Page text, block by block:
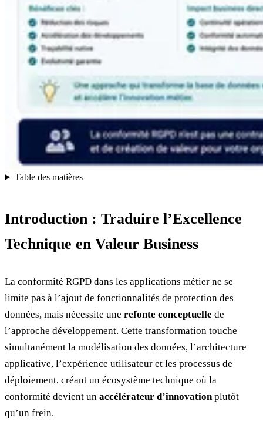
Table des matières
Introduction : Traduire l’Excellence
Technique en Valeur Business
La conformité RGPD dans les applications métier ne se
limite pas à l’ajout de fonctionnalités de protection des
données, mais nécessite une refonte conceptuelle de
l’approche développement. Cette transformation touche
simultanément la modélisation des données, l’architecture
applicative, l’expérience utilisateur et les processus de
déploiement, créant un écosystème technique où la
conformité devient un accélérateur d’innovationplutôt
qu’un frein.